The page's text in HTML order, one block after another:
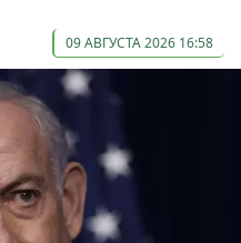
09 АВГУСТА 2026 16:58